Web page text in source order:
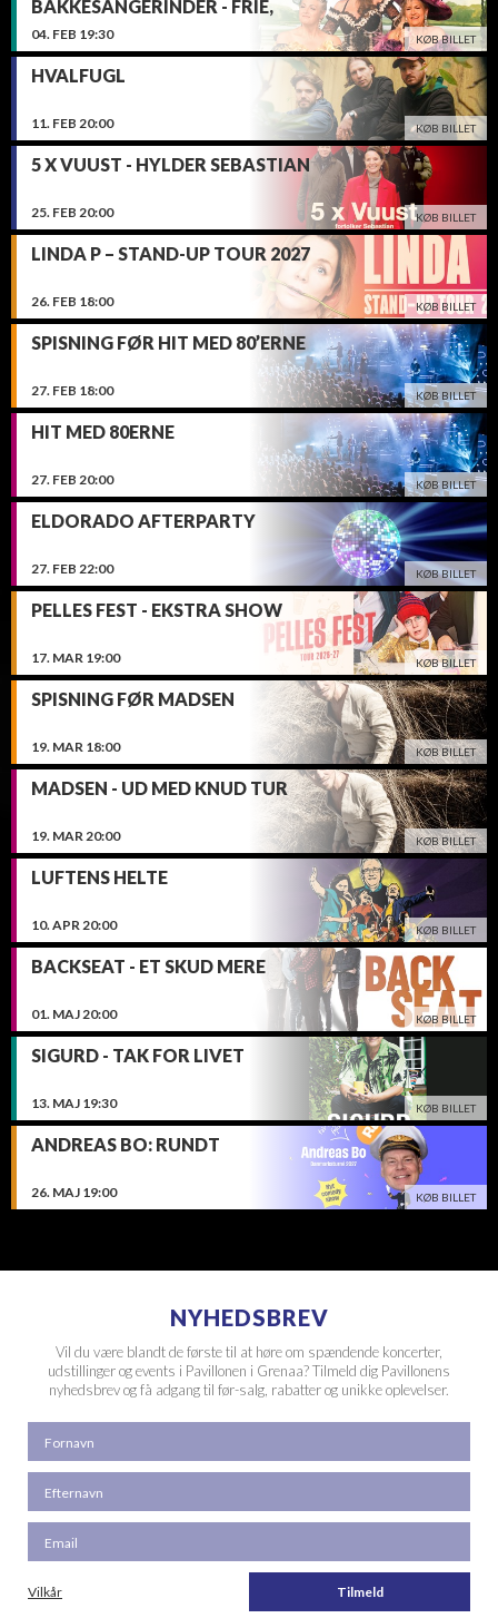
04. FEB 19:30
BAKKESANGERINDER - FRIE,
FRÆKKERE OG FABELAGTIGE
KØB BILLET
11. FEB 20:00
HVALFUGL
KØB BILLET
25. FEB 20:00
5 X VUUST - HYLDER SEBASTIAN
KØB BILLET
26. FEB 18:00
LINDA P – STAND-UP TOUR 2027
KØB BILLET
27. FEB 18:00
SPISNING FØR HIT MED 80’ERNE
KØB BILLET
27. FEB 20:00
HIT MED 80ERNE
KØB BILLET
27. FEB 22:00
ELDORADO AFTERPARTY
KØB BILLET
17. MAR 19:00
PELLES FEST - EKSTRA SHOW
KØB BILLET
19. MAR 18:00
SPISNING FØR MADSEN
KØB BILLET
19. MAR20:00
MADSEN - UD MED KNUD TUR
KØB BILLET
10.APR20:00
LUFTENS HELTE
KØB BILLET
01. MAJ20:00
BACKSEAT - ET SKUD MERE
KØB BILLET
13. MAJ 19:30
SIGURD - TAK FOR LIVET
KØB BILLET
26. MAJ 19:00
ANDREAS BO: RUNDT
KØB BILLET
NYHEDSBREV
Vil du være blandt de første til at høre om spændende koncerter,
udstillinger og events i Pavillonen i Grenaa? Tilmeld dig Pavillonens
nyhedsbrev og få adgang til før-salg, rabatter og unikke oplevelser.
Vilkår